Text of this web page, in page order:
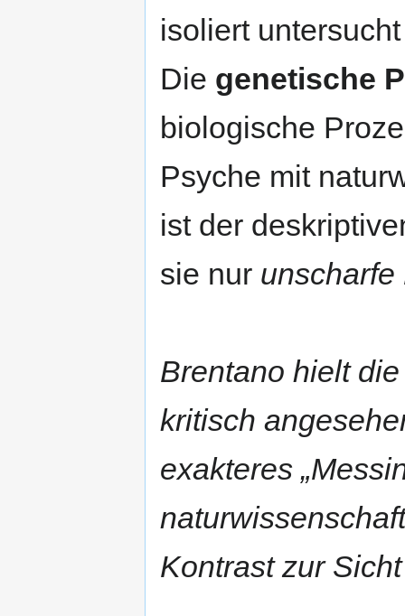
isoliert
Die genetische
biologische
Psyche mit
ist der
sie nur unscharfe
Brentano hielt
kritisch
exakteres
Kontrast zur